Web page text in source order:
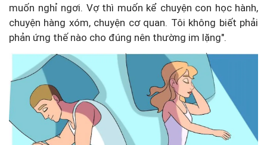
muốn nghỉ ngơi. Vợ thì muốn kể chuyện con học hành,
chuyện hàng xóm, chuyện cơ quan. Tôi không biết phải
phản ứng thế nào cho đúng nên thường im lặng".